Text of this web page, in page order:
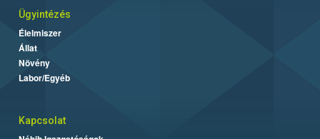
Ügyintézés
Élelmiszer
Állat
Növény
Labor/Egyéb
Kapcsolat